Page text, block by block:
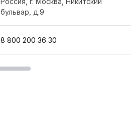
бульвар, д.9
8 800 200 36 30